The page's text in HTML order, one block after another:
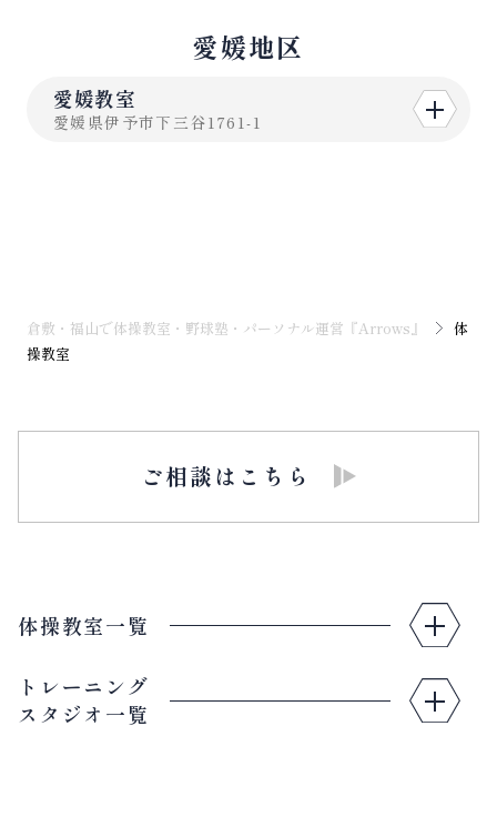
倉敷・福山で体操教室・野球塾・パーソナル運営『Arrows』
体
操教室
愛媛地区
愛媛教室
愛媛県伊予市下三谷1761-1
ご相談はこちら
体操教室一覧
トレーニング
スタジオ一覧